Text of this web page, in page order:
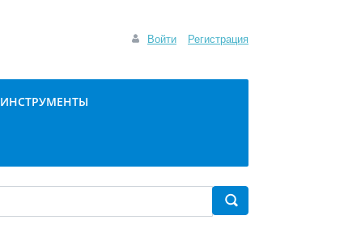
Войти Регистрация
ИНСТРУМЕНТЫ